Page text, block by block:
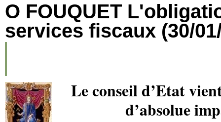
O FOUQUET
services fiscaux (30/
Le conseil d’Etat
d’absolue